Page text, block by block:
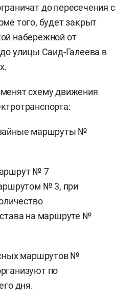
до пересечения с
того, будет закрыт
набережной от
улицы Саид-Галеева в
схему движения
маршруты №
№ 7
№ 3, при
на маршруте №
маршрутов №
по
дня.